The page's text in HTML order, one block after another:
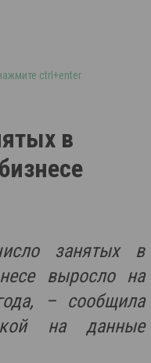
ctrl+enter
в
занятых в
выросло на
– сообщила
на данные